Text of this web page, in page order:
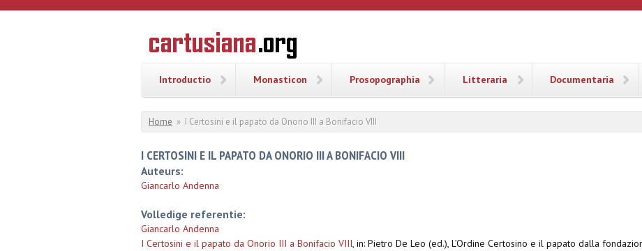
Overslaan en naar de inhoud gaan
CARTUSIANA
Geschiedenis
van de
Introductio Monasticon Prosopographia Litteraria Documentaria
U bent hier
Home » I Certosini e il papato da Onorio III a Bonifacio VIII
I CERTOSINI E IL PAPATO DA ONORIO III A BONIFACIO VIII
Auteurs:
Giancarlo Andenna
Volledige referentie:
Giancarlo Andenna
I Certosini e il papato da Onorio III a Bonifacio VIII, in: Pietro De Leo (ed.), L’Ordine Certosino e il papato dalla